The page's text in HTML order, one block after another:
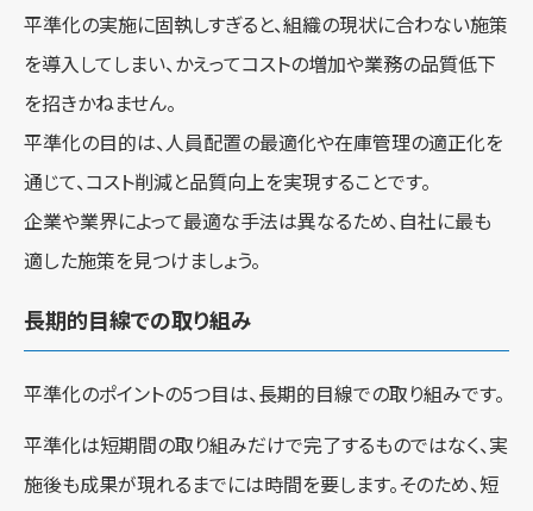
平準化の実施に固執しすぎると、組織の現状に合わない施策
を導入してしまい、かえってコストの増加や業務の品質低下
を招きかねません。
平準化の目的は、人員配置の最適化や在庫管理の適正化を
通じて、コスト削減と品質向上を実現することです。
企業や業界によって最適な手法は異なるため、自社に最も
適した施策を見つけましょう。
長期的目線での取り組み
平準化のポイントの5つ目は、長期的目線での取り組みです。
平準化は短期間の取り組みだけで完了するものではなく、実
施後も成果が現れるまでには時間を要します。そのため、短